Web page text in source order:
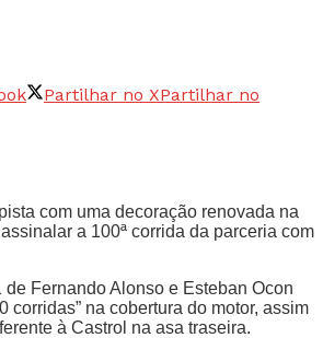
Partilhar no XPartilhar no
com uma decoração renovada na
a 100ª corrida da parceria com
de Fernando Alonso e Esteban Ocon
corridas” na cobertura do motor, assim
à Castrol na asa traseira.